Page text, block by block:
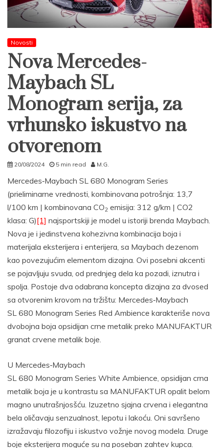
Novosti
Nova Mercedes-
Maybach SL
Monogram serija, za
vrhunsko iskustvo na
otvorenom
20/08/2024 5 min read M.G.
Mercedes‑Maybach SL 680 Monogram Series
(prieliminarne vrednosti, kombinovana potrošnja: 13,7
l/100 km | kombinovana CO2 emisija: 312 g/km | CO2
klasa: G)[1] najsportskiji je model u istoriji brenda Maybach.
Nova je i jedinstvena kohezivna kombinacija boja i
materijala eksterijera i enterijera, sa Maybach dezenom
kao povezujućim elementom dizajna. Ovi posebni akcenti
se pojavljuju svuda, od prednjeg dela ka pozadi, iznutra i
spolja. Postoje dva odabrana koncepta dizajna za dvosed
sa otvorenim krovom na tržištu: Mercedes‑Maybach
SL 680 Monogram Series Red Ambience karakteriše nova
dvobojna boja opsidijan crne metalik preko MANUFAKTUR
granat crvene metalik boje.
U Mercedes‑Maybach
SL 680 Monogram Series White Ambience, opsidijan crna
metalik boja je u kontrastu sa MANUFAKTUR opalit belom
magno unutrašnjosšću. Izuzetno sjajna crvena i elegantna
bela oličavaju senzualnost, lepotu i lakoću. Oni savršeno
izražavaju filozofiju i iskustvo vožnje novog modela. Druge
boje eksterijera moguće su na poseban zahtev kupca.